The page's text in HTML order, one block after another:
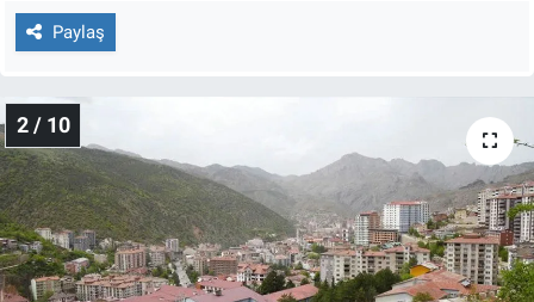
Paylaş
2 / 10
Sağlık
Spor
Teknoloji
Türkiye'nin Geleceği
Türkiye'nin Gündemi